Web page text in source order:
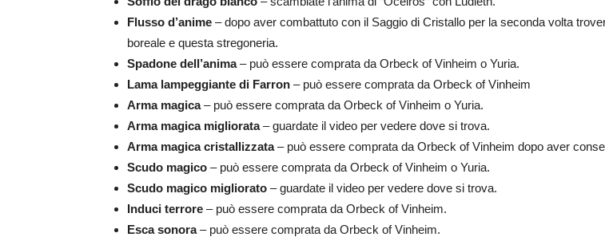
Flusso d’anime – dopo aver combattuto con il Saggio di Cristallo per la seconda volta
boreale e questa stregoneria.
Spadone dell’anima– può essere comprata da Orbeck of Vinheim o Yuria.
Lama lampeggiante di Farron – può essere comprata da Orbeck of Vinheim
Arma magica– può essere comprata da Orbeck of Vinheim o Yuria.
Arma magica migliorata– guardate il video per vedere dove si trova.
Arma magica cristallizzata– può essere comprata da Orbeck of Vinheim dopo aver
Scudo magico – può essere comprata da Orbeck of Vinheim o Yuria.
Scudo magico migliorato – guardate il video per vedere dove si trova.
Induci terrore – può essere comprata da Orbeck of Vinheim.
Esca sonora– può essere comprata da Orbeck of Vinheim.